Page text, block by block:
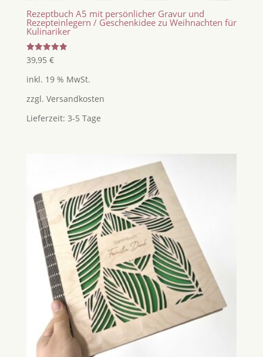
Rezeptbuch A5 mit persönlicher Gravur und
Rezepteinlegern / Geschenkidee zu Weihnachten für
Kulinariker
Bewertet
mit
von 5
39,95 €
inkl. 19 % MwSt.
zzgl. Versandkosten
Lieferzeit: 3-5 Tage